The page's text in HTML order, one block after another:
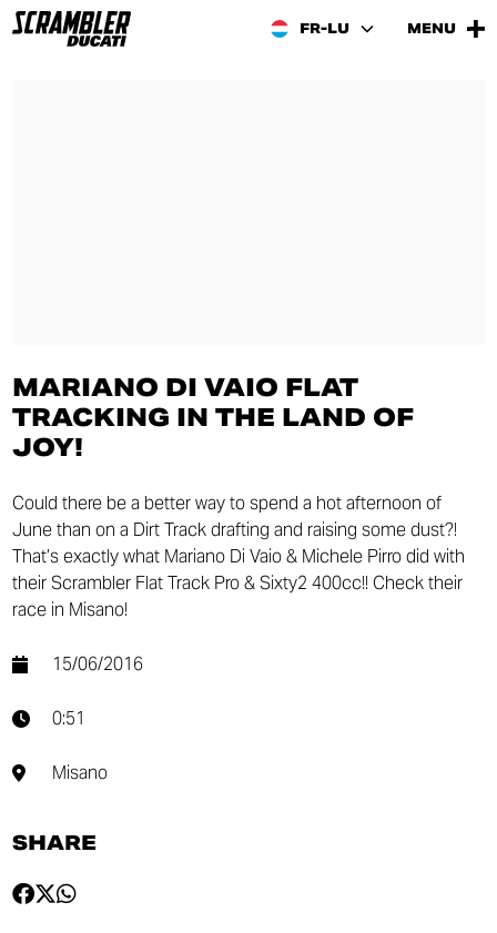
FR-LU MENU
MARIANO DI VAIO FLAT
TRACKING IN THE LAND OF
JOY!
Could there be a better way to spend a hot afternoon of
June than on a Dirt Track drafting and raising some dust?!
That’s exactly what Mariano Di Vaio​ & Michele Pirro​ did with
their Scrambler Flat Track Pro & Sixty2 400cc!! Check their
race in Misano!
15/06/2016
0:51
Misano
SHARE